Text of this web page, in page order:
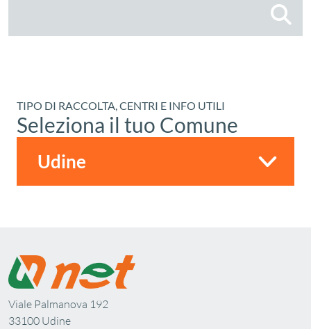
TIPO DI RACCOLTA, CENTRI E INFO UTILI
Seleziona il tuo Comune
Viale Palmanova 192
33100 Udine